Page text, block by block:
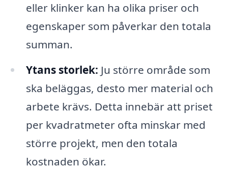
eller klinker kan ha olika priser och
egenskaper som påverkar den totala
summan.
Ytans storlek: Ju större område som
ska beläggas, desto mer material och
arbete krävs. Detta innebär att priset
per kvadratmeter ofta minskar med
större projekt, men den totala
kostnaden ökar.